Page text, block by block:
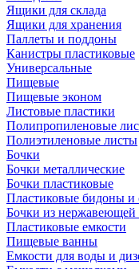
Ящики для склада
Ящики для хранения
Паллеты и поддоны
Канистры пластиковые
Универсальные
Пищевые
Пищевые эконом
Листовые пластики
Полипропиленовые
Полиэтиленовые листы
Бочки
Бочки металлические
Бочки пластиковые
Пластиковые бидоны и
Бочки из нержавеющей
Пластиковые емкости
Пищевые ванны
Емкости для воды и